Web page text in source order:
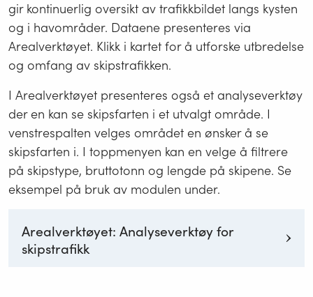
gir kontinuerlig oversikt av trafikkbildet langs kysten
og i havområder. Dataene presenteres via
Arealverktøyet. Klikk i kartet for å utforske utbredelse
og omfang av skipstrafikken.
I Arealverktøyet presenteres også et analyseverktøy
der en kan se skipsfarten i et utvalgt område. I
venstrespalten velges området en ønsker å se
skipsfarten i. I toppmenyen kan en velge å filtrere
på skipstype, bruttotonn og lengde på skipene. Se
eksempel på bruk av modulen under.
Arealverktøyet: Analyseverktøy for
skipstrafikk